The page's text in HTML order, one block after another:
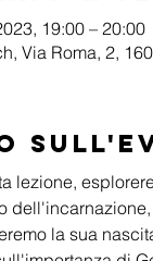
19:00 – 20:00
Via Roma, 2,
lezione,
la sua